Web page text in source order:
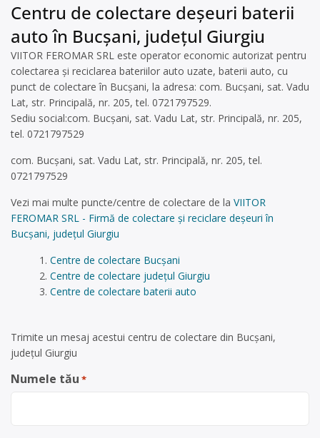
Centru de colectare deșeuri baterii
auto în Bucșani, județul Giurgiu
VIITOR FEROMAR SRL este operator economic autorizat pentru
colectarea și reciclarea bateriilor auto uzate, baterii auto, cu
punct de colectare în Bucșani, la adresa: com. Bucșani, sat. Vadu
Lat, str. Principală, nr. 205, tel. 0721797529.
Sediu social:com. Bucșani, sat. Vadu Lat, str. Principală, nr. 205,
tel. 0721797529
com. Bucșani, sat. Vadu Lat, str. Principală, nr. 205, tel.
0721797529
Vezi mai multe puncte/centre de colectare de la VIITOR
FEROMAR SRL - Firmă de colectare și reciclare deșeuri în
Bucșani, județul Giurgiu
Centre de colectare Bucșani
Centre de colectare județul Giurgiu
Centre de colectare baterii auto
Trimite un mesaj acestui centru de colectare din Bucșani,
județul Giurgiu
Numele tău *